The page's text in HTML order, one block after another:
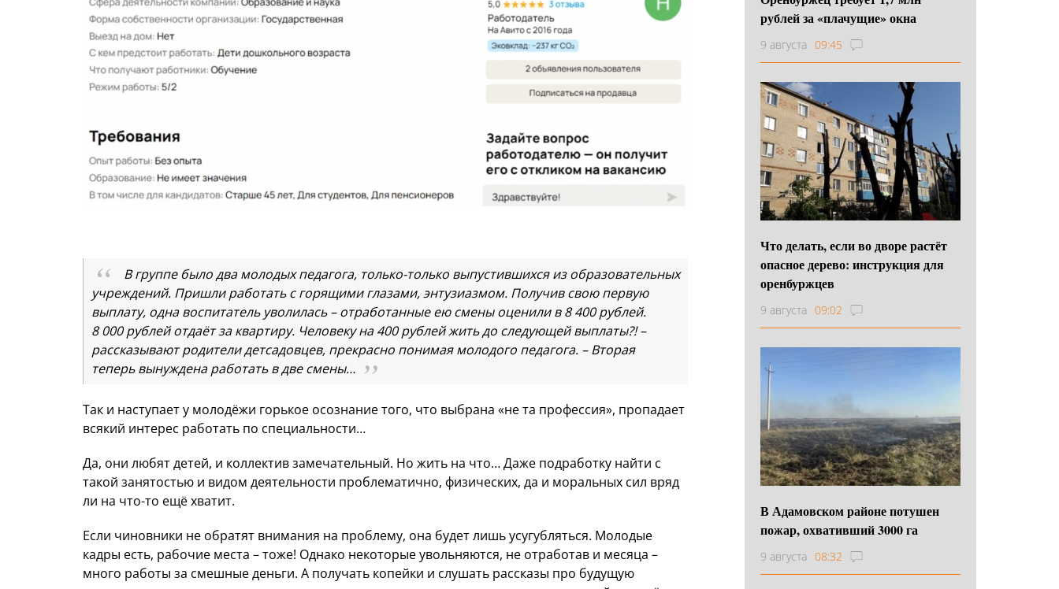
В группе было два молодых педагога, только-только выпустившихся из образовательных
учреждений. Пришли работать с горящими глазами, энтузиазмом. Получив свою первую
выплату, одна воспитатель уволилась – отработанные ею смены оценили в 8 400 рублей.
8 000 рублей отдаёт за квартиру. Человеку на 400 рублей жить до следующей выплаты?! –
рассказывают родители детсадовцев, прекрасно понимая молодого педагога. – Вторая
теперь вынуждена работать в две смены…
Так и наступает у молодёжи горькое осознание того, что выбрана «не та профессия», пропадает
всякий интерес работать по специальности…
Да, они любят детей, и коллектив замечательный. Но жить на что… Даже подработку найти с
такой занятостью и видом деятельности проблематично, физических, да и моральных сил вряд
ли на что-то ещё хватит.
Если чиновники не обратят внимания на проблему, она будет лишь усугубляться. Молодые
кадры есть, рабочие места – тоже! Однако некоторые увольняются, не отработав и месяца –
много работы за смешные деньги. А получать копейки и слушать рассказы про будущую
рублей за «плачущие» окна
9 августа 09:45
Что делать, если во дворе растёт
опасное дерево: инструкция для
оренбуржцев
9 августа 09:02
В Адамовском районе потушен
пожар, охвативший 3000 га
9 августа 08:32